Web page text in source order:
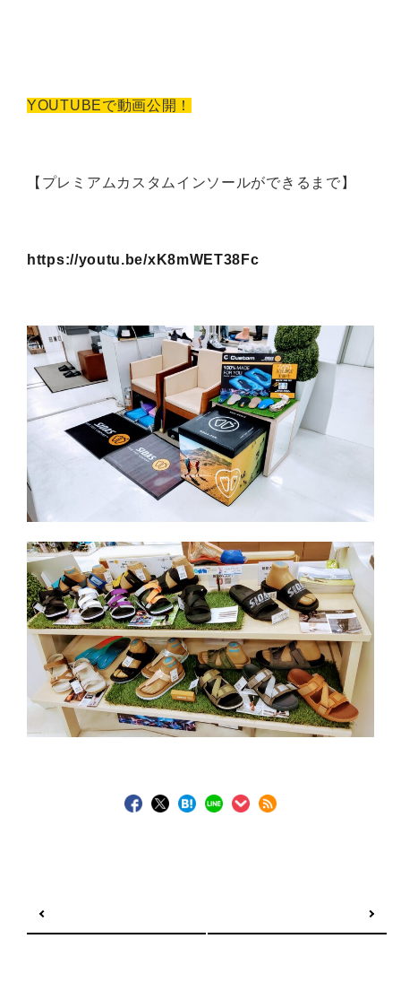
YOUTUBEで動画公開！
【プレミアムカスタムインソールができるまで】
https://youtu.be/xK8mWET38Fc